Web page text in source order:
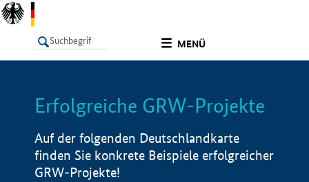
MENÜ
LISTE Info
Erfolgreiche GRW-Projekte
Auf der folgenden Deutschlandkarte
finden Sie konkrete Beispiele erfolgreicher
GRW-Projekte!